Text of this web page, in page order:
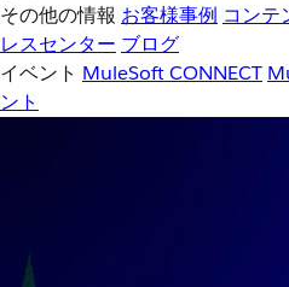
その他の情報 お客様事例 コンテ
レスセンター ブログ
イベント MuleSoft CONNECT
ント